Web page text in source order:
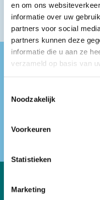
en om ons
informatie over uw
partners voor social
partners kunnen deze
informatie die u aan ze
verzameld op basis van
Noodzakelijk
Voorkeuren
Statistieken
Marketing
Vind een VLR-